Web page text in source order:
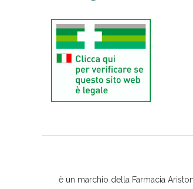
è un marchio della Farmacia